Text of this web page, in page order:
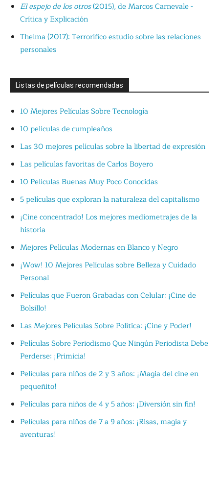
El espejo de los otros(2015), de Marcos Carnevale -
Crítica y Explicación
Thelma (2017): Terrorífico estudio sobre las relaciones
personales
Listas de películas recomendadas
10 Mejores Películas Sobre Tecnología
10 películas de cumpleaños
Las 30 mejores películas sobre la libertad de expresión
Las películas favoritas de Carlos Boyero
10 Películas Buenas Muy Poco Conocidas
5 películas que exploran la naturaleza del capitalismo
¡Cine concentrado! Los mejores mediometrajes de la
historia
Mejores Películas Modernas en Blanco y Negro
¡Wow! 10 Mejores Películas sobre Belleza y Cuidado
Personal
Películas que Fueron Grabadas con Celular: ¡Cine de
Bolsillo!
Las Mejores Películas Sobre Política: ¡Cine y Poder!
Películas Sobre Periodismo Que Ningún Periodista Debe
Perderse: ¡Primicia!
Películas para niños de 2 y 3 años: ¡Magia del cine en
pequeñito!
Películas para niños de 4 y 5 años: ¡Diversión sin fin!
Películas para niños de 7 a 9 años: ¡Risas, magia y
aventuras!